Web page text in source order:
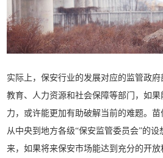
实际上，保安行业的发展对应的监管政
教育、人力资源和社会保障等部门，如
力，或许能更加有助破解当前的难题。
从中央到地方各级“保安监管委员会”的
来，如果将来保安市场能达到充分的开